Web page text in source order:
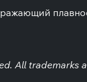
All